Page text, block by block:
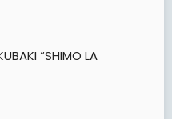
“SHIMO LA